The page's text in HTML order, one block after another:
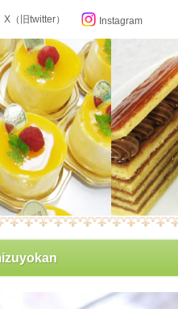
らせ
ン記念日カレンダー
X（旧twitter） Instagram